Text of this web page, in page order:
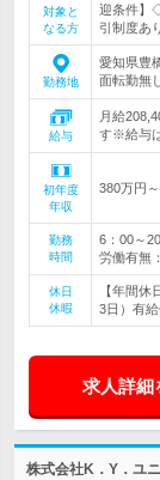
対象と
なる方
迎条件】
引制度あ
勤務地
愛知県豊
面転勤無
給与
月給
す※給与
初年度
年収
380万円
勤務
時間
6：00～
労働有無
休日
休暇
【年間
3日）有
求人詳細
株式会社K．Y．ユ